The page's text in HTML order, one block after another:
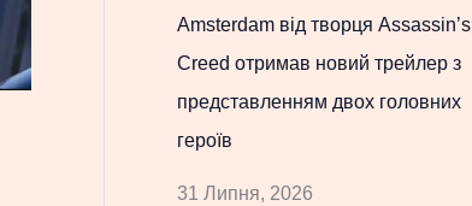
Amsterdam від творця Assassin’s
Creed отримав новий трейлер з
представленням двох головних
героїв
31 Липня, 2026